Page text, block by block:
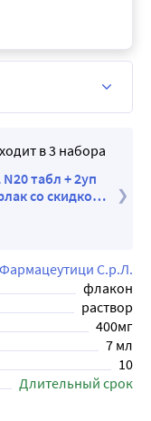
в 3 набора
табл + 2уп
со скидкой
С.р.Л.
флакон
раствор
400мг
7 мл
10
Длительный срок